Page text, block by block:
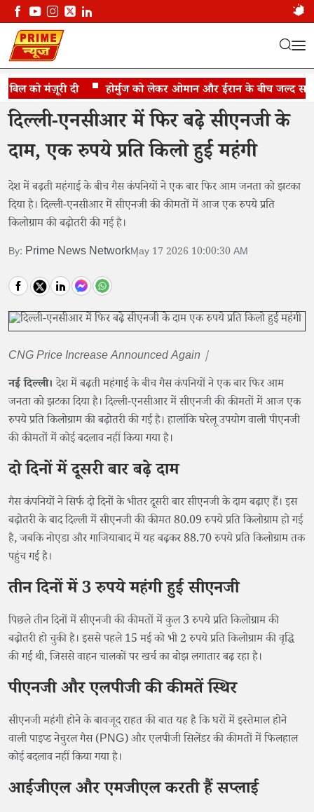
को मंज़ूरी दी होर्मुज को लेकर ओमान और ईरान के बीच जल्द
दिल्ली-NCR में CNG हुई महंगी
दिल्ली-एनसीआर में फिर बढ़े सीएनजी के
दाम, एक रुपये प्रति किलो हुई महंगी
देश में बढ़ती महंगाई के बीच गैस कंपनियों ने एक बार फिर आम जनता को झटका
दिया है। दिल्ली-एनसीआर में सीएनजी की कीमतों में आज एक रुपये प्रति
किलोग्राम की बढ़ोतरी की गई है।
By: Prime News NetworkMay 17 2026 10:00:30 AM
CNG Price Increase Announced Again |
नई दिल्ली।देश में बढ़ती महंगाई के बीच गैस कंपनियों ने एक बार फिर आम
जनता को झटका दिया है। दिल्ली-एनसीआर में सीएनजी की कीमतों में आज एक
रुपये प्रति किलोग्राम की बढ़ोतरी की गई है। हालांकि घरेलू उपयोग वाली पीएनजी
की कीमतों में कोई बदलाव नहीं किया गया है।
दो दिनों में दूसरी बार बढ़े दाम
गैस कंपनियों ने सिर्फ दो दिनों के भीतर दूसरी बार सीएनजी के दाम बढ़ाए हैं। इस
बढ़ोतरी के बाद दिल्ली में सीएनजी की कीमत 80.09 रुपये प्रति किलोग्राम हो गई
है, जबकि नोएडा और गाजियाबाद में यह बढ़कर 88.70 रुपये प्रति किलोग्राम तक
पहुंच गई है।
तीन दिनों में 3 रुपये महंगी हुई सीएनजी
पिछले तीन दिनों में सीएनजी की कीमतों में कुल 3 रुपये प्रति किलोग्राम की
बढ़ोतरी हो चुकी है। इससे पहले 15 मई को भी 2 रुपये प्रति किलोग्राम की वृद्धि
की गई थी, जिससे वाहन चालकों पर खर्च का बोझ लगातार बढ़ रहा है।
पीएनजी और एलपीजी की कीमतें स्थिर
सीएनजी महंगी होने के बावजूद राहत की बात यह है कि घरों में इस्तेमाल होने
वाली पाइप्ड नेचुरल गैस (PNG) और एलपीजी सिलेंडर की कीमतों में फिलहाल
कोई बदलाव नहीं किया गया है।
आईजीएल और एमजीएल करती हैं सप्लाई